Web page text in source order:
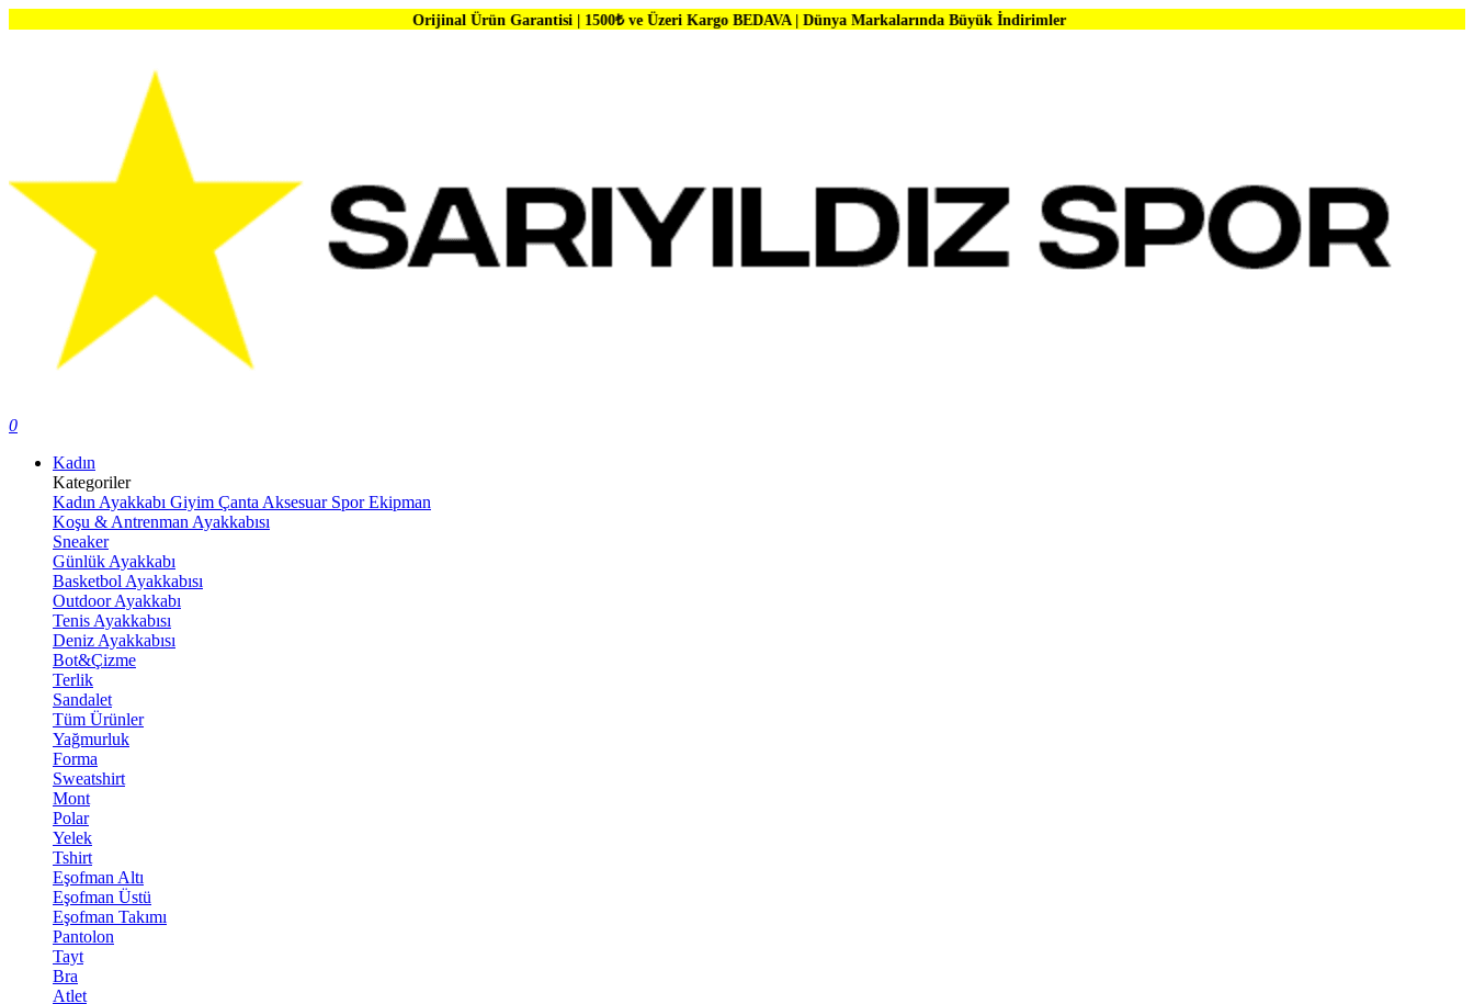
Orijinal Ürün Garantisi | 1500₺ ve Üzeri Kargo BEDAVA | Dünya Markalarında Büyük İndirimler
0
Kadın
Kategoriler
Kadın Ayakkabı Giyim Çanta Aksesuar Spor Ekipman
Koşu & Antrenman Ayakkabısı
Sneaker
Günlük Ayakkabı
Basketbol Ayakkabısı
Outdoor Ayakkabı
Tenis Ayakkabısı
Deniz Ayakkabısı
Bot&Çizme
Terlik
Sandalet
Tüm Ürünler
Yağmurluk
Forma
Sweatshirt
Mont
Polar
Yelek
Tshirt
Eşofman Altı
Eşofman Üstü
Eşofman Takımı
Pantolon
Tayt
Bra
Atlet